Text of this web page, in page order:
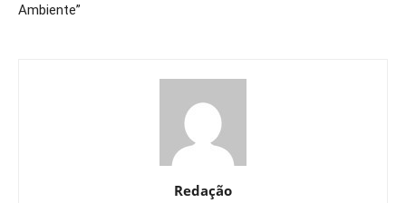
Ambiente”
Redação